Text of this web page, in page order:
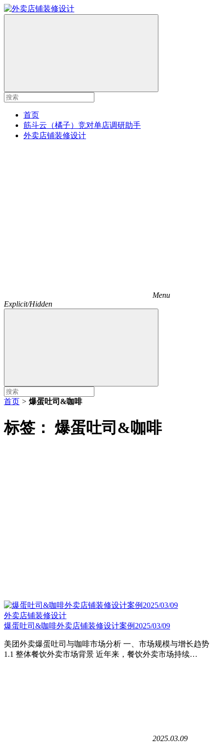
首页
筋斗云（橘子）竞对单店调研助手
外卖店铺装修设计
Menu
Explicit/Hidden
首页 > 爆蛋吐司&咖啡
标签： 爆蛋吐司&咖啡
外卖店铺装修设计
爆蛋吐司&咖啡外卖店铺装修设计案例2025/03/09
美团外卖爆蛋吐司与咖啡市场分析 一、市场规模与增长趋势
1.1 整体餐饮外卖市场背景 近年来，餐饮外卖市场持续…
2025.03.09